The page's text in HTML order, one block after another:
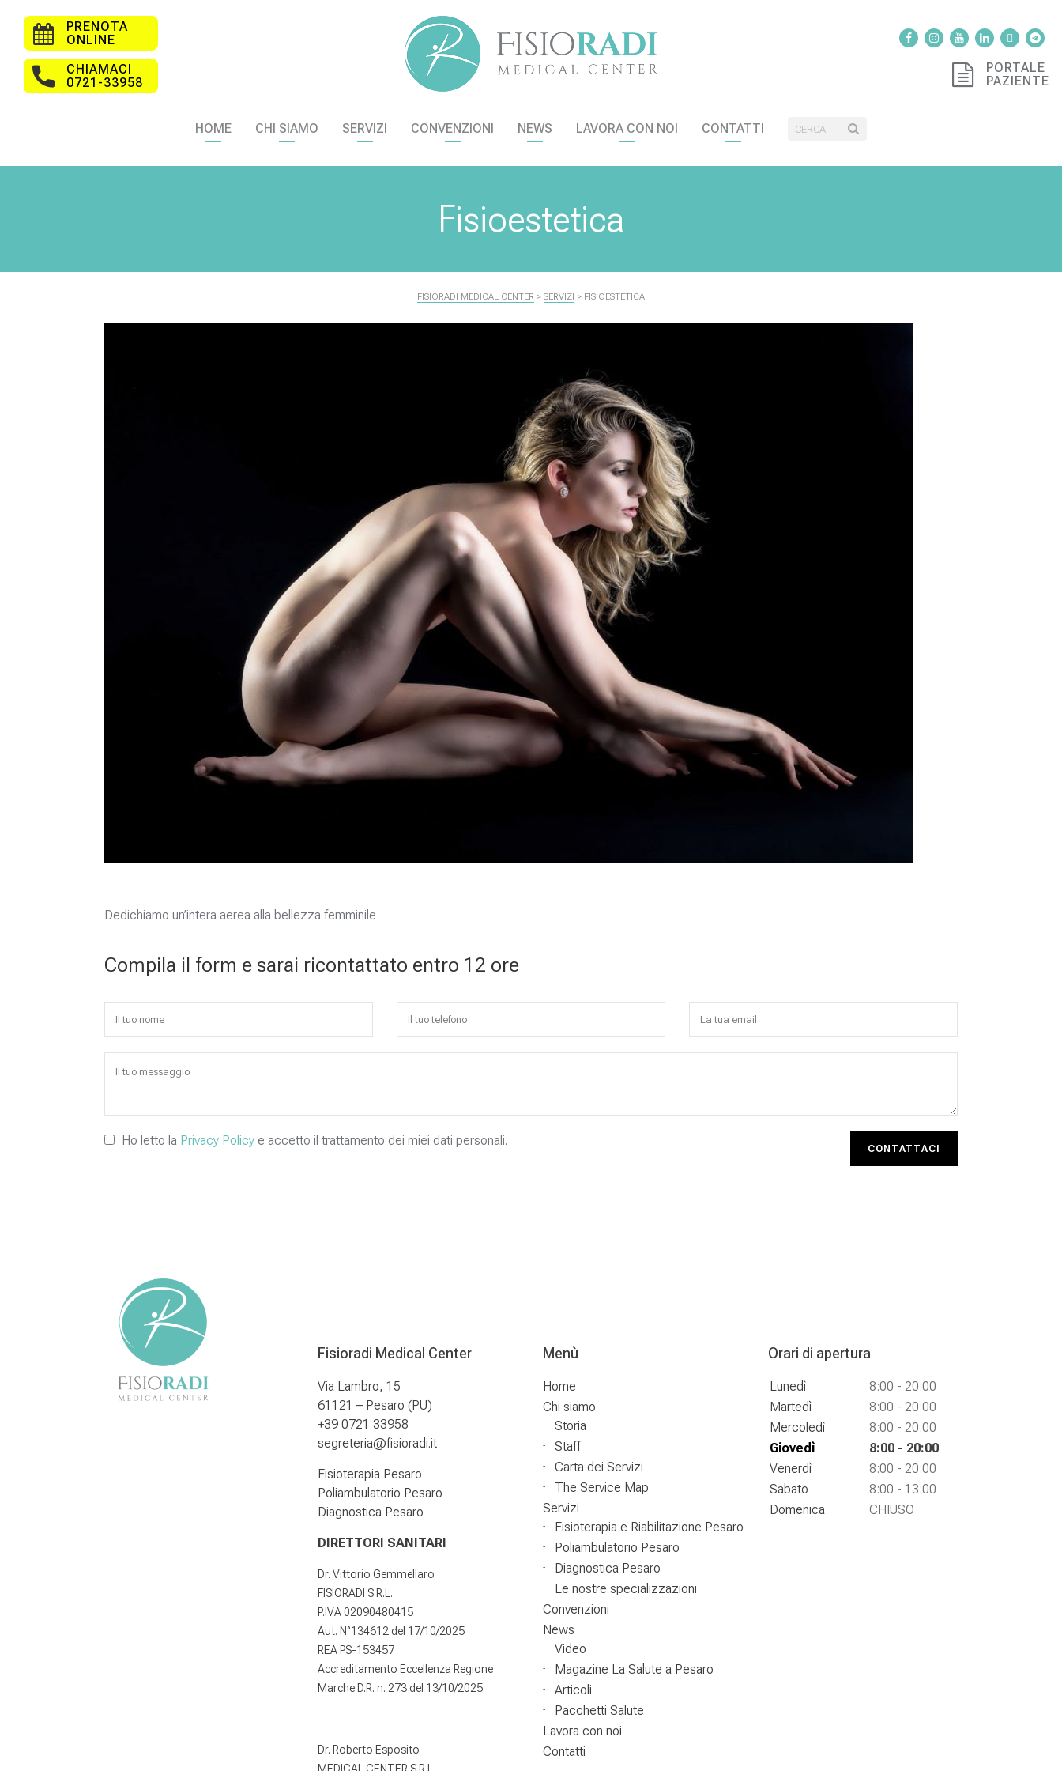
PRENOTA
ONLINE
CHIAMACI
0721-33958
PORTALE
PAZIENTE
HOME CHI SIAMO SERVIZI CONVENZIONI NEWS LAVORA CON NOI CONTATTI
Fisioestetica
FISIORADI MEDICAL CENTER > SERVIZI > FISIOESTETICA
Dedichiamo un’intera aerea alla bellezza femminile
Compila il form e sarai ricontattato entro 12 ore
Ho letto la Privacy Policy e accetto il trattamento dei miei dati personali.
CONTATTACI
Fisioradi Medical Center
Via Lambro, 15
61121 – Pesaro (PU)
+39 0721 33958
segreteria@fisioradi.it
Fisioterapia Pesaro
Poliambulatorio Pesaro
Diagnostica Pesaro
DIRETTORI SANITARI
Dr. Vittorio Gemmellaro
FISIORADI S.R.L.
P.IVA 02090480415
Aut. N°134612 del 17/10/2025
REA PS-153457
Accreditamento Eccellenza Regione
Marche D.R. n. 273 del 13/10/2025
Dr. Roberto Esposito
Menù
Home
Chi siamo
Storia
Staff
Carta dei Servizi
The Service Map
Servizi
Fisioterapia e Riabilitazione Pesaro
Poliambulatorio Pesaro
Diagnostica Pesaro
Le nostre specializzazioni
Convenzioni
News
Video
Magazine La Salute a Pesaro
Articoli
Pacchetti Salute
Lavora con noi
Contatti
Orari di apertura
Lunedì
8:00 - 20:00
Martedì
8:00 - 20:00
Mercoledì
8:00 - 20:00
Giovedì
8:00 - 20:00
Venerdì
8:00 - 20:00
Sabato
8:00 - 13:00
Domenica
CHIUSO